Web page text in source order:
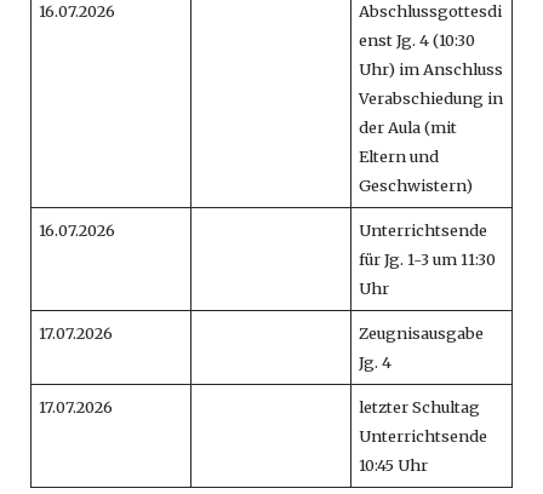
16.07.2026
Abschlussgottesdi
enst Jg. 4 (10:30
Uhr) im Anschluss
Verabschiedung in
der Aula (mit
Eltern und
Geschwistern)
16.07.2026
Unterrichtsende
für Jg. 1-3 um 11:30
Uhr
17.07.2026
Zeugnisausgabe
Jg. 4
17.07.2026
letzter Schultag
Unterrichtsende
10:45 Uhr